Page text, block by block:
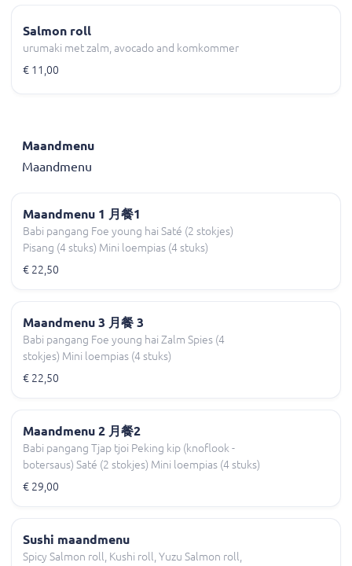
Salmon roll
urumaki met zalm, avocado and komkommer
€ 11,00
Maandmenu
Maandmenu
Maandmenu 1 月餐1
Babi pangang Foe young hai Saté (2 stokjes)
Pisang (4 stuks) Mini loempias (4 stuks)
€ 22,50
Maandmenu 3 月餐 3
Babi pangang Foe young hai Zalm Spies (4
stokjes) Mini loempias (4 stuks)
€ 22,50
Maandmenu 2 月餐2
Babi pangang Tjap tjoi Peking kip (knoflook -
botersaus) Saté (2 stokjes) Mini loempias (4 stuks)
€ 29,00
Sushi maandmenu
Spicy Salmon roll, Kushi roll, Yuzu Salmon roll,